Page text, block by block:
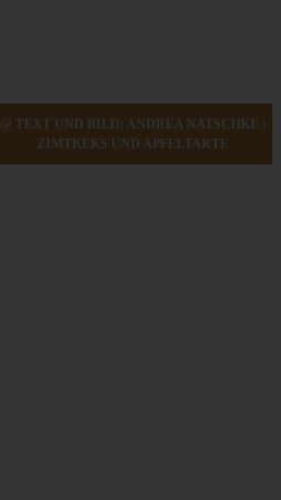
@ TEXT UND BILD: ANDREA NATSCHKE |
ZIMTKEKS UND APFELTARTE